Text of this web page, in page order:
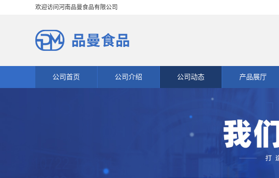
欢迎访问河南品曼食品有限公司
公司首页 公司介绍 公司动态 产品展厅